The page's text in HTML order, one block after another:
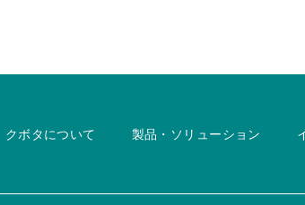
クボタについて 製品・ソリューション